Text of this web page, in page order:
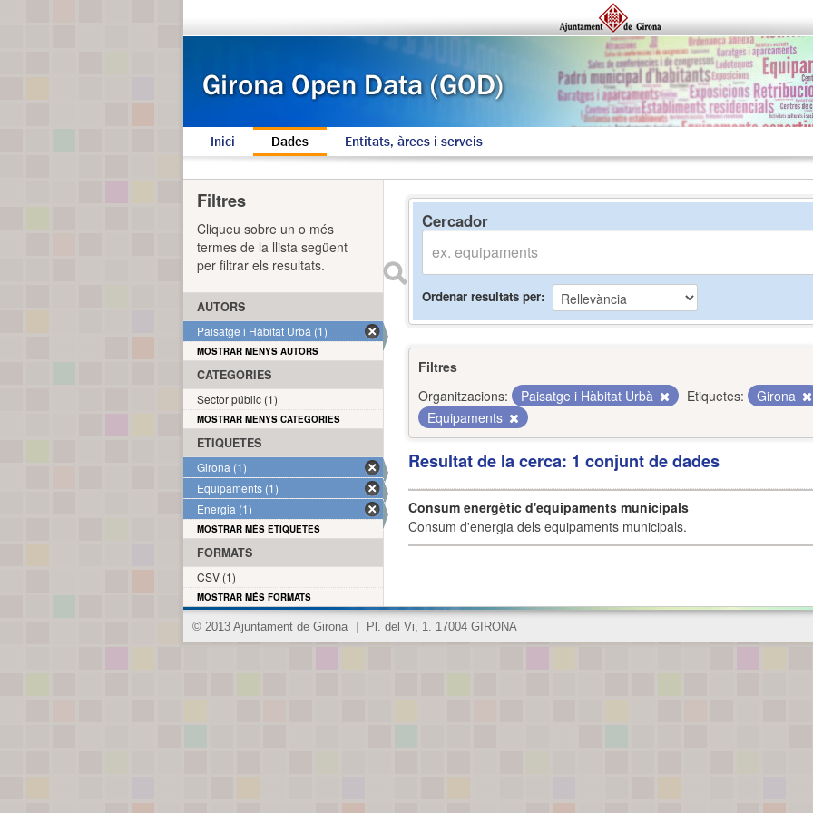
Inici Dades Entitats, àrees i serveis
Cercador
Ordenar resultats per
Filtres
Organitzacions:
Paisatge i Hàbitat Urbà Etiquetes:
Girona
Equipaments
Resultat de la cerca: 1 conjunt de dades
Consum energètic d'equipaments municipals
Consum d'energia dels equipaments municipals.
Filtres
Cliqueu sobre un o més
termes de la llista següent
per filtrar els resultats.
AUTORS
Paisatge i Hàbitat Urbà (1)
MOSTRAR MENYS AUTORS
CATEGORIES
Sector públic (1)
MOSTRAR MENYS CATEGORIES
ETIQUETES
Girona (1)
Equipaments (1)
Energia (1)
MOSTRAR MÉS ETIQUETES
FORMATS
CSV (1)
MOSTRAR MÉS FORMATS
© 2013 Ajuntament de Girona Pl. del Vi, 1. 17004 GIRONA